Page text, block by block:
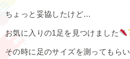
ちょっと妥協したけど…
お気に入りの1足を見つけました
その時に足のサイズを測ってもらい